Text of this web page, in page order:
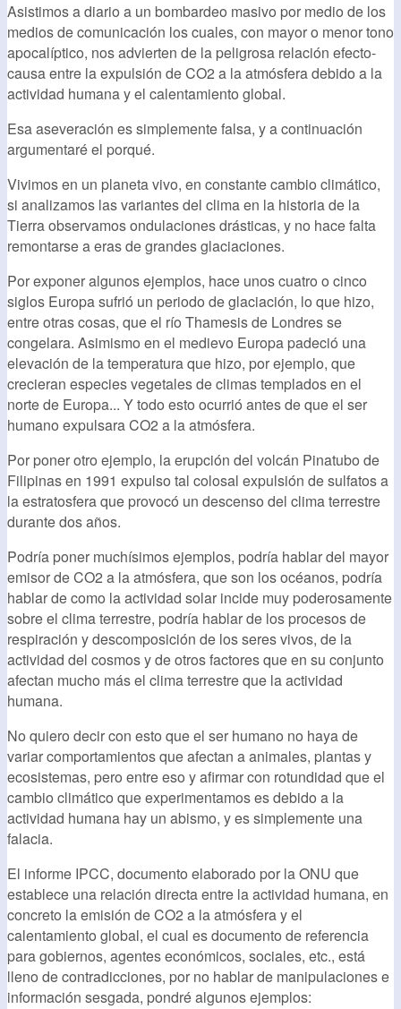
Asistimos a diario a un bombardeo masivo por medio de los
medios de comunicación los cuales, con mayor o menor tono
apocalíptico, nos advierten de la peligrosa relación efecto-
causa entre la expulsión de CO2 a la atmósfera debido a la
actividad humana y el calentamiento global.
Esa aseveración es simplemente falsa, y a continuación
argumentaré el porqué.
Vivimos en un planeta vivo, en constante cambio climático,
si analizamos las variantes del clima en la historia de la
Tierra observamos ondulaciones drásticas, y no hace falta
remontarse a eras de grandes glaciaciones.
Por exponer algunos ejemplos, hace unos cuatro o cinco
siglos Europa sufrió un periodo de glaciación, lo que hizo,
entre otras cosas, que el río Thamesis de Londres se
congelara. Asimismo en el medievo Europa padeció una
elevación de la temperatura que hizo, por ejemplo, que
crecieran especies vegetales de climas templados en el
norte de Europa... Y todo esto ocurrió antes de que el ser
humano expulsara CO2 a la atmósfera.
Por poner otro ejemplo, la erupción del volcán Pinatubo de
Filipinas en 1991 expulso tal colosal expulsión de sulfatos a
la estratosfera que provocó un descenso del clima terrestre
durante dos años.
Podría poner muchísimos ejemplos, podría hablar del mayor
emisor de CO2 a la atmósfera, que son los océanos, podría
hablar de como la actividad solar incide muy poderosamente
sobre el clima terrestre, podría hablar de los procesos de
respiración y descomposición de los seres vivos, de la
actividad del cosmos y de otros factores que en su conjunto
afectan mucho más el clima terrestre que la actividad
humana.
No quiero decir con esto que el ser humano no haya de
variar comportamientos que afectan a animales, plantas y
ecosistemas, pero entre eso y afirmar con rotundidad que el
cambio climático que experimentamos es debido a la
actividad humana hay un abismo, y es simplemente una
falacia.
El informe IPCC, documento elaborado por la ONU que
establece una relación directa entre la actividad humana, en
concreto la emisión de CO2 a la atmósfera y el
calentamiento global, el cual es documento de referencia
para gobiernos, agentes económicos, sociales, etc., está
lleno de contradicciones, por no hablar de manipulaciones e
información sesgada, pondré algunos ejemplos: